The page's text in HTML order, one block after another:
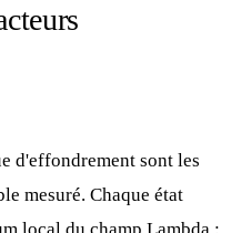
d'effondrement sont les
mesuré. Chaque état
local du champ Lambda :